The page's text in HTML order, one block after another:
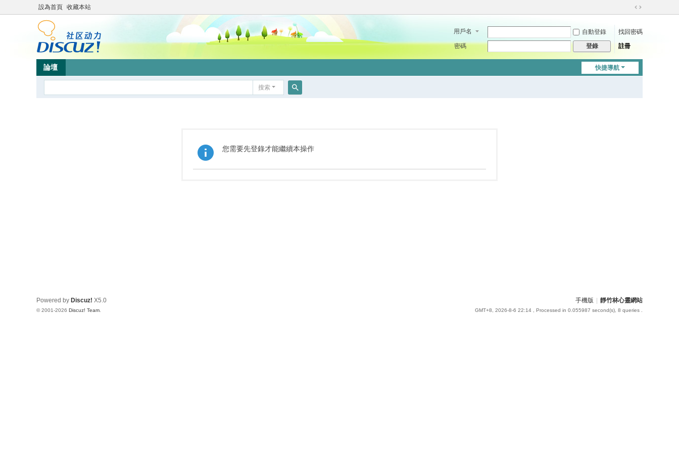
設為首頁 收藏本站
切
到
用戶名 自動登錄
找回密碼
密碼
登錄 註冊
快捷導航
論壇
搜索
您需要先登錄才能繼續本操作
手機版 靜竹林心靈網站
GMT+8, 2026-8-6 22:14 , Processed in 0.055987 second(s), 8 queries .
Powered by Discuz! X5.0
© 2001-2026 Discuz! Team